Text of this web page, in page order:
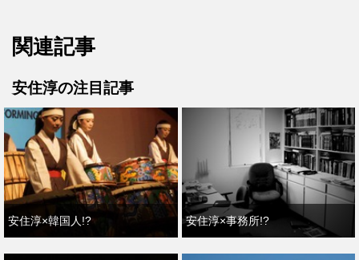
関連記事
安住淳の注目記事
安住淳×韓国人!? 安住淳×事務所!?